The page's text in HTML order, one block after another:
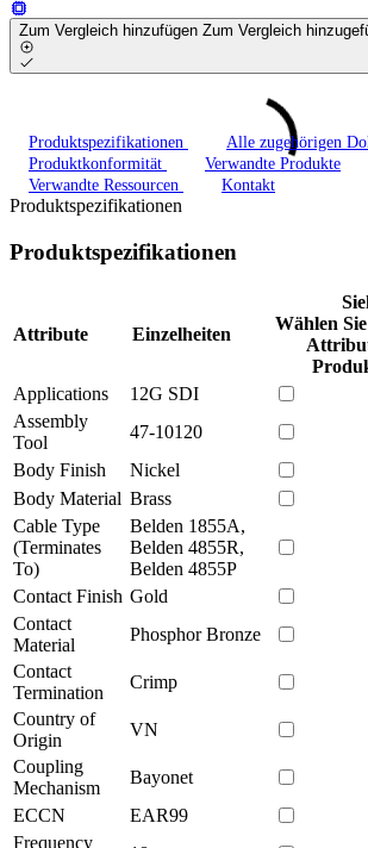
Zum Vergleich hinzufügen Zum Vergleich
Produktspezifikationen
Alle zugehörigen
Produktkonformität
Verwandte Produkte
Verwandte Ressourcen
Kontakt
Produktspezifikationen
Produktspezifikationen
Attribute Einzelheiten
Wählen
Applications
12G SDI
Assembly
Tool
47-10120
Body Finish
Nickel
Body Material Brass
Cable Type
(Terminates
To)
Belden 1855A,
Belden 4855R,
Belden 4855P
Contact Finish Gold
Contact
Material
Phosphor Bronze
Contact
Termination
Crimp
Country of
Origin
VN
Coupling
Mechanism
Bayonet
ECCN
EAR99
Frequency